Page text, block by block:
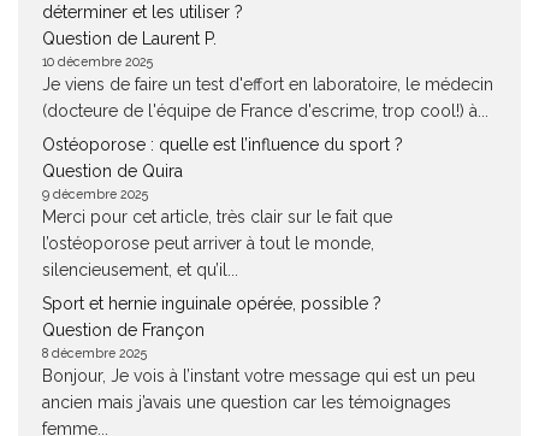
déterminer et les utiliser ?
Question de Laurent P.
10 décembre 2025
Je viens de faire un test d'effort en laboratoire, le médecin
(docteure de l'équipe de France d'escrime, trop cool!) à...
Ostéoporose : quelle est l’influence du sport ?
Question de Quira
9 décembre 2025
Merci pour cet article, très clair sur le fait que
l’ostéoporose peut arriver à tout le monde,
silencieusement, et qu’il...
Sport et hernie inguinale opérée, possible ?
Question de Françon
8 décembre 2025
Bonjour, Je vois à l’instant votre message qui est un peu
ancien mais j’avais une question car les témoignages
femme...